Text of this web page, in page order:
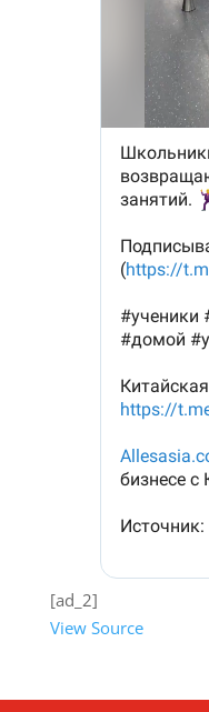
[ad_2]
View Source